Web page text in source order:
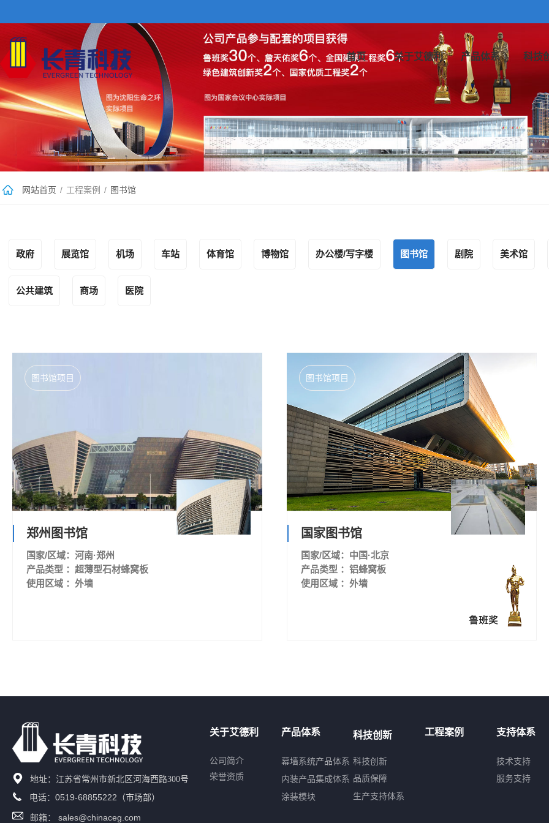
首页 关于艾德利 产品体系 科技
网站首页 / 工程案例 / 图书馆
政府 展览馆 机场 车站 体育馆 博物馆 办公楼/写字楼 图书馆 剧院 美术馆
公共建筑 商场 医院
图书馆项目
郑州图书馆
国家/区域：河南·郑州
产品类型 ：超薄型石材蜂窝板
使用区域 ：外墙
图书馆项目
国家图书馆
国家/区域：中国·北京
产品类型 ：铝蜂窝板
使用区域 ：外墙
地址：江苏省常州市新北区河海西路300号
电话： 0519-68855222 （市场部）
邮箱： sales@chinaceg.com
关于艾德利
公司简介
荣誉资质
产品体系
幕墙系统产品体系
内装产品集成体系
涂装模块
科技创新
科技创新
品质保障
生产支持体系
工程案例 支持体系
技术支持
服务支持